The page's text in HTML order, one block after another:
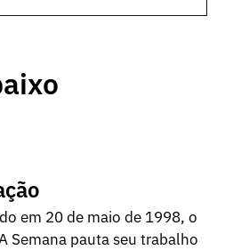
em 20 de maio de 1998, o
Semana pauta seu trabalho